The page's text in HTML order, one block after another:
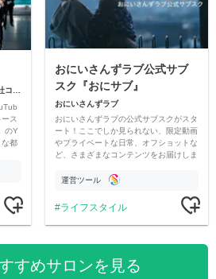
「コヤッキースタジオ」「秘密結社コヤミナティ」
ス
のY
な都
おにいさんずラブ公式サブ
スク『おにサブ』
おにいさんずラブ
おにいさんずラブの公式サブスクがスタ
ート！ここでしか見られない、限定動画
やプライベートな日常、オフショットな
ど、さまざまなコンテンツをお届けしま
運営ツール
ライフスタイル
すめサロンを見る